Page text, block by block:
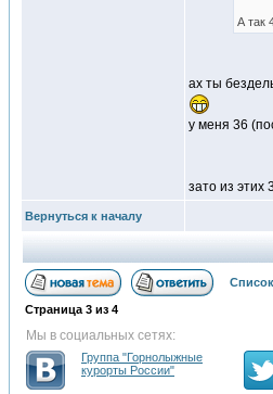
А так
ах ты
у меня 36
зато из этих
Вернуться к началу
Страница 3 из 4
Мы в социальных сетях:
Группа "Горнолыжные
курорты России"